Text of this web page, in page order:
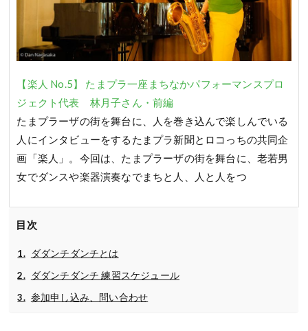
【楽人 No.5】 たまプラ一座まちなかパフォーマンスプロ
ジェクト代表 林月子さん・前編
たまプラーザの街を舞台に、人を巻き込んで楽しんでいる
人にインタビューをするたまプラ新聞とロコっちの共同企
画「楽人」。今回は、たまプラーザの街を舞台に、老若男
女でダンスや楽器演奏なでまちと人、人と人をつ
目次
ダダンチダンチとは
ダダンチダンチ 練習スケジュール
参加申し込み、問い合わせ